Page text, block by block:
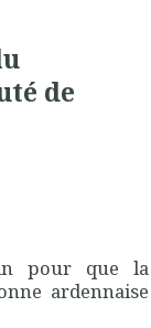
de
pour que la
ardennaise